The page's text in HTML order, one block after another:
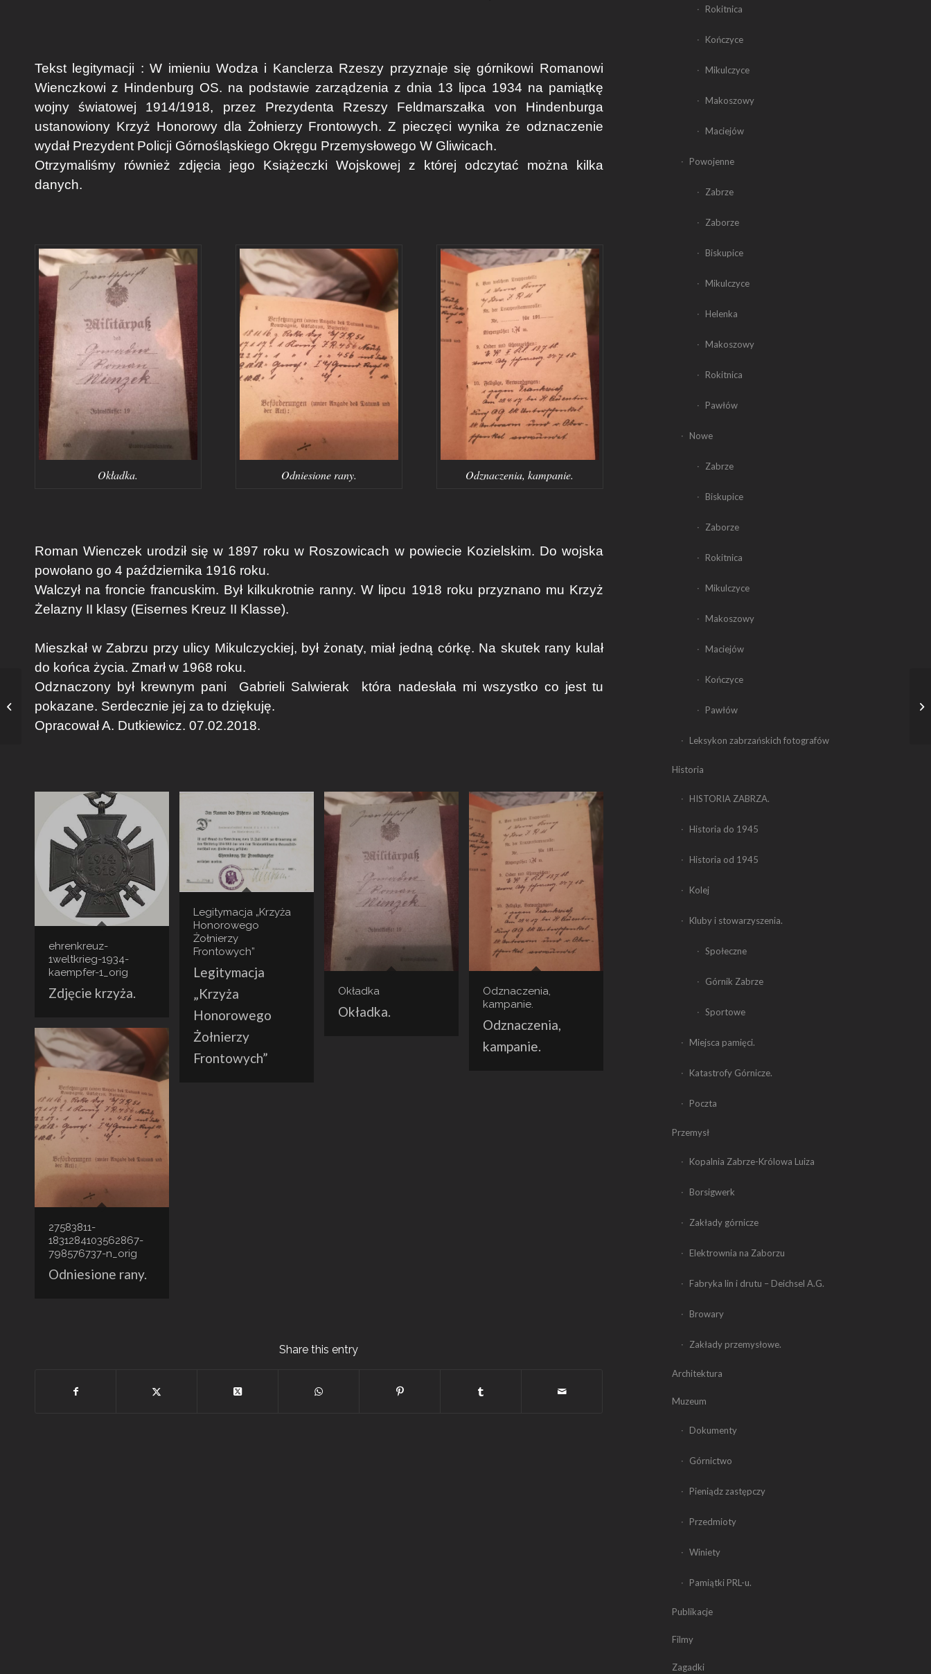
Tekst legitymacji : W imieniu Wodza i Kanclerza Rzeszy przyznaje się górnikowi Romanowi
Wienczkowi z Hindenburg OS. na podstawie zarządzenia z dnia 13 lipca 1934 na pamiątkę
wojny światowej 1914/1918, przez Prezydenta Rzeszy Feldmarszałka von Hindenburga
ustanowiony Krzyż Honorowy dla Żołnierzy Frontowych. ​Z pieczęci wynika że odznaczenie
wydał Prezydent Policji Górnośląskiego Okręgu Przemysłowego W Gliwicach.
Otrzymaliśmy również zdjęcia jego Książeczki Wojskowej z której odczytać można kilka
danych.
Okładka. Odniesione rany. Odznaczenia, kampanie.
Roman Wienczek urodził się w 1897 roku w Roszowicach w powiecie Kozielskim. Do wojska
powołano go 4 października 1916 roku.
Walczył na froncie francuskim. Był kilkukrotnie ranny. W lipcu 1918 roku przyznano mu Krzyż
Żelazny II klasy (Eisernes Kreuz II Klasse).
​Mieszkał w Zabrzu przy ulicy Mikulczyckiej, był żonaty, miał jedną córkę. Na skutek rany kulał
do końca życia. Zmarł w 1968 roku.
Odznaczony był krewnym pani Gabrieli Salwierak która nadesłała mi wszystko co jest tu
pokazane. Serdecznie jej za to dziękuję.
Opracował A. Dutkiewicz. 07.02.2018.
ehrenkreuz-
1weltkrieg-1934-
kaempfer-1_orig
Zdjęcie krzyża.
Legitymacja „Krzyża
Honorowego
Żołnierzy
Frontowych”
Legitymacja
„Krzyża
Honorowego
Żołnierzy
Frontowych”
Okładka
Okładka.
Odznaczenia,
kampanie.
Odznaczenia,
kampanie.
27583811-
1831284103562867-
798576737-n_orig
Odniesione rany.
Share this entry
Rokitnica
Kończyce
Mikulczyce
Makoszowy
Maciejów
Powojenne
Zabrze
Zaborze
Biskupice
Mikulczyce
Helenka
Makoszowy
Rokitnica
Pawłów
Nowe
Zabrze
Biskupice
Zaborze
Rokitnica
Mikulczyce
Makoszowy
Maciejów
Kończyce
Pawłów
Leksykon zabrzańskich fotografów
Historia
HISTORIA ZABRZA.
Historia do 1945
Historia od 1945
Kolej
Kluby i stowarzyszenia.
Społeczne
Górnik Zabrze
Sportowe
Miejsca pamięci.
Katastrofy Górnicze.
Poczta
Przemysł
Kopalnia Zabrze-Królowa Luiza
Borsigwerk
Zakłady górnicze
Elektrownia na Zaborzu
Fabryka lin i drutu – Deichsel A.G.
Browary
Zakłady przemysłowe.
Architektura
Muzeum
Dokumenty
Górnictwo
Pieniądz zastępczy
Przedmioty
Winiety
Pamiątki PRL-u.
Publikacje
Filmy
Zagadki
Fotograf Neumann